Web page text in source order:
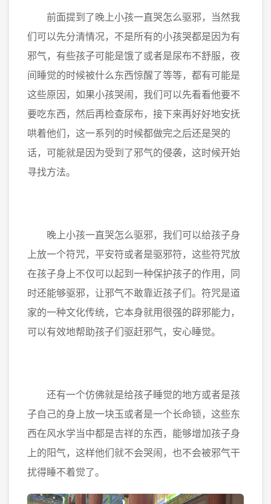
前面提到了晚上小孩一直哭怎么驱邪，当然我
们可以先分清情况，不是所有的小孩哭都是因为有
邪气，有些孩子可能是饿了或者是尿布不舒服，夜
间睡觉的时候被什么东西惊醒了等等，都有可能是
这些原因，如果小孩哭闹，我们可以先看看他要不
要吃东西，然后再检查尿布，接下来再好好地安抚
哄着他们，这一系列的时候都做完之后还是哭的
话，可能就是因为受到了邪气的侵袭，这时候开始
寻找方法。
晚上小孩一直哭怎么驱邪，我们可以给孩子身
上放一个符咒，平安符或者是驱邪符，这些符咒放
在孩子身上不仅可以起到一种保护孩子的作用，同
时还能够驱邪，让邪气不敢靠近孩子们。符咒是道
家的一种文化传统，它本身就用很强的辟邪能力，
可以有效地帮助孩子们驱赶邪气，安心睡觉。
还有一个仿佛就是给孩子睡觉的地方或者是孩
子自己的身上放一块玉或者是一个长命锁，这些东
西在风水学当中都是吉祥的东西，能够增加孩子身
上的阳气，这样他们就不会哭闹，也不会被邪气干
扰得睡不着觉了。